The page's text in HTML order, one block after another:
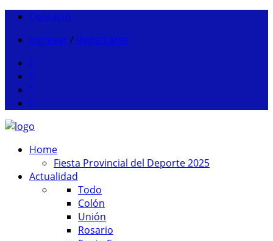
Contacto
Ingresar / Registrarse
Home
Fiesta Provincial del Deporte 2025
Actualidad
Todo
Colón
Unión
Rosario